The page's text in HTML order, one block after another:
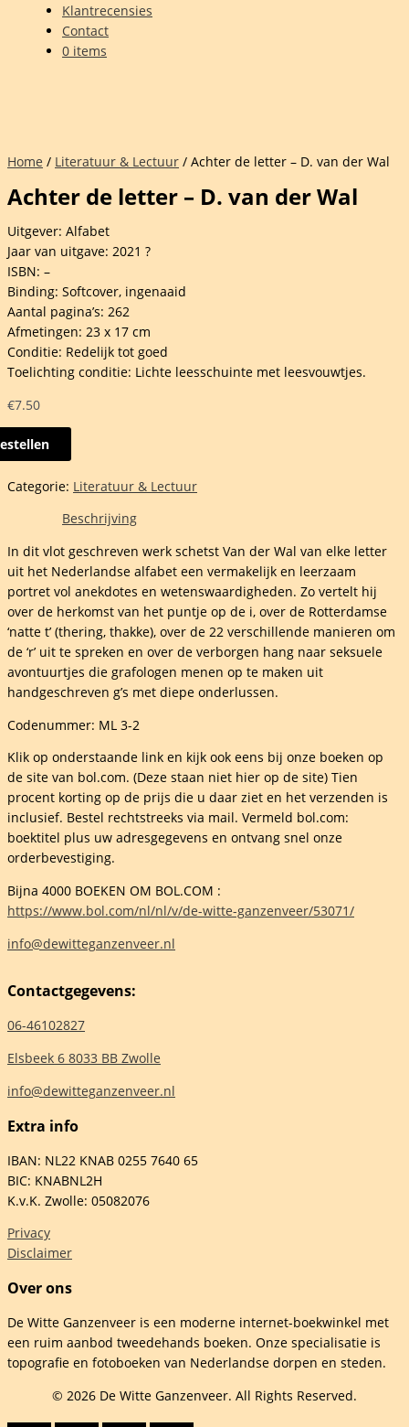
Klantrecensies
Contact
0 items
Home / Literatuur & Lectuur / Achter de letter – D. van der Wal
Achter de letter – D. van der Wal
Uitgever: Alfabet
Jaar van uitgave: 2021 ?
ISBN: –
Binding: Softcover, ingenaaid
Aantal pagina’s: 262
Afmetingen: 23 x 17 cm
Conditie: Redelijk tot goed
Toelichting conditie: Lichte leesschuinte met leesvouwtjes.
€7.50
Categorie: Literatuur & Lectuur
Beschrijving
In dit vlot geschreven werk schetst Van der Wal van elke letter
uit het Nederlandse alfabet een vermakelijk en leerzaam
portret vol anekdotes en wetenswaardigheden. Zo vertelt hij
over de herkomst van het puntje op de i, over de Rotterdamse
‘natte t’ (thering, thakke), over de 22 verschillende manieren om
de ‘r’ uit te spreken en over de verborgen hang naar seksuele
avontuurtjes die grafologen menen op te maken uit
handgeschreven g’s met diepe onderlussen.
Codenummer: ML 3-2
Klik op onderstaande link en kijk ook eens bij onze boeken op
de site van bol.com. (Deze staan niet hier op de site) Tien
procent korting op de prijs die u daar ziet en het verzenden is
inclusief. Bestel rechtstreeks via mail. Vermeld bol.com:
boektitel plus uw adresgegevens en ontvang snel onze
orderbevestiging.
Bijna 4000 BOEKEN OM BOL.COM :
https://www.bol.com/nl/nl/v/de-witte-ganzenveer/53071/
info@dewitteganzenveer.nl
Contactgegevens:
06-46102827
Elsbeek 6 8033 BB Zwolle
info@dewitteganzenveer.nl
Extra info
IBAN: NL22 KNAB 0255 7640 65
BIC: KNABNL2H
K.v.K. Zwolle: 05082076
Privacy
Disclaimer
Over ons
De Witte Ganzenveer is een moderne internet-boekwinkel met
een ruim aanbod tweedehands boeken. Onze specialisatie is
topografie en fotoboeken van Nederlandse dorpen en steden.
© 2026 De Witte Ganzenveer. All Rights Reserved.